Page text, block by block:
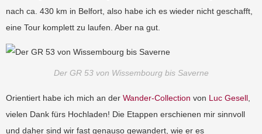
nach ca. 430 km in Belfort, also habe ich es wieder nicht geschafft,
eine Tour komplett zu laufen. Aber na gut.
Der GR 53 von Wissembourg bis Saverne
Orientiert habe ich mich an der Wander-Collection von Luc Gesell
vielen Dank fürs Hochladen! Die Etappen erschienen mir sinnvoll
und daher sind wir fast genauso gewandert, wie er es